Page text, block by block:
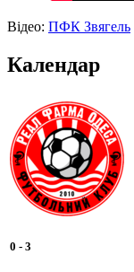
Відео: ПФК Звягель
Календар
0 - 3